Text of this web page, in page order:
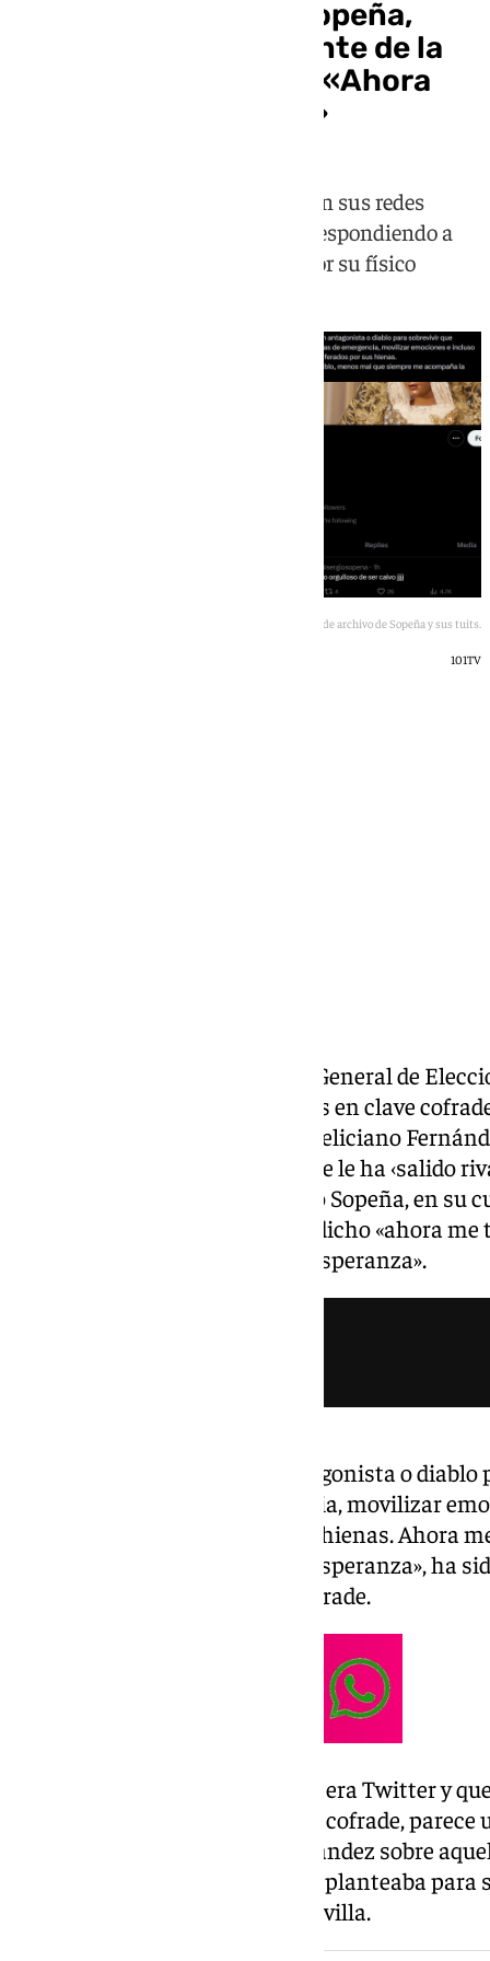
Los tuits de Sergio Sopeña,
hermano mayor saliente de la
Esperanza de Triana: «Ahora
me toca ser el diablo»
El último mensaje que ha dicho en sus redes
sociales es "orgullo de ser calvo" respondiendo a
aquellos que profieren insultos por su físico
Imagen de archivo de Sopeña y sus tuits.
101TV
La resaca electoral del Cabildo General de
está dejando muchas anécdotas en clave
nuevo hermano mayor electo, Feliciano
de titulares y momentos cumbre le ha ‹salido
hermano mayor saliente, Sergio Sopeña, en su
irónica y categórica a la vez ha dicho «ahora
que siempre me acompaña la Esperanza».
«El populismo requiere un antagonista o
justificar medidas de emergencia, movilizar
personales vociferados por sus hienas. Ahora
que siempre me acompaña la Esperanza», ha
dado la vuelta a la sevillanía cofrade.
Este mensaje en X, lo que antes era Twitter y
predilecta patra la información cofrade, parece
contestación de Feliciano Fernández sobre
por las medidas electorales que planteaba para
hermandad de la Madrugá de Sevilla.